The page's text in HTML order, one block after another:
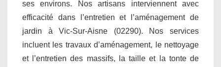
ses environs. Nos artisans interviennent avec
efficacité dans l’entretien et l’aménagement de
jardin à Vic-Sur-Aisne (02290). Nos services
incluent les travaux d’aménagement, le nettoyage
et l’entretien des massifs, la taille et la tonte de